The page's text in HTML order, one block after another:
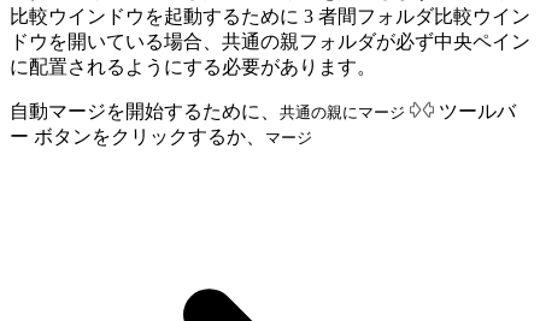
比較ウインドウを起動するために 3 者間フォルダ比較ウイン
ドウを開いている場合、共通の親フォルダが必ず中央ペイン
に配置されるようにする必要があります。
自動マージを開始するために、 共通の親にマージ
ツールバ
ー ボタンをクリックするか、
マージ